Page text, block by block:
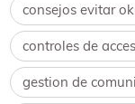
consejos evitar
controles de
gestion de